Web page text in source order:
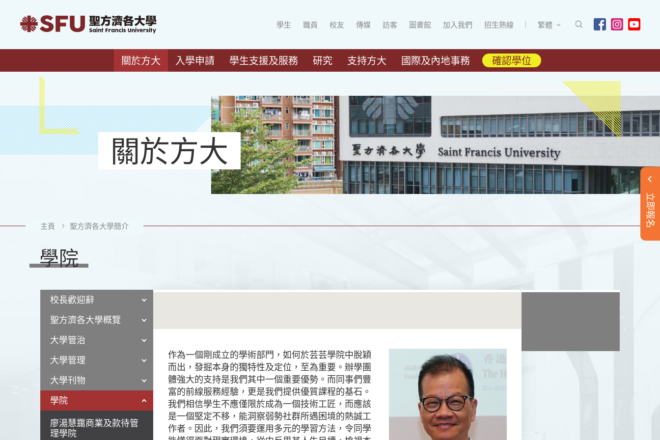
學生 職員 校友 傳媒 訪客 圖書館 加入我們 招生熱線 繁體
關於方大 入學申請 學生支援及服務 研究 支持方大 國際及內地事務 確認學位
立即報名
關於方大
主頁 聖方濟各大學簡介
學院
校長歡迎辭
聖方濟各大學概覽
大學管治
大學管理
大學刊物
學院
廖湯慧靄商業及款待管
理學院
作為一個剛成立的學術部門，如何於芸芸學院中脫穎
而出，發掘本身的獨特性及定位，至為重要。辦學團
體強大的支持是我們其中一個重要優勢。而同事們豐
富的前線服務經驗，更是我們提供優質課程的基石。
我們相信學生不應僅限於成為一個技術工匠，而應該
是一個堅定不移，能洞察弱勢社群所遇困境的熱誠工
作者。因此，我們須要運用多元的學習方法，令同學